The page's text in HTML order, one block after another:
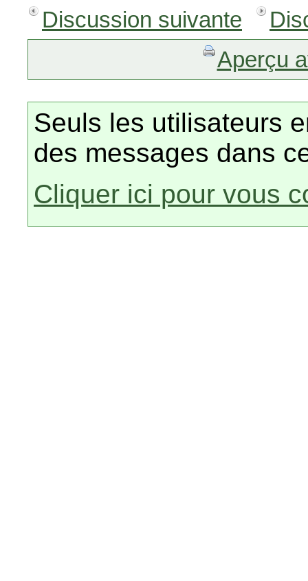
Discussion suivante
Aperçu
Seuls les utilisateurs
des messages dans
Cliquer ici pour vous